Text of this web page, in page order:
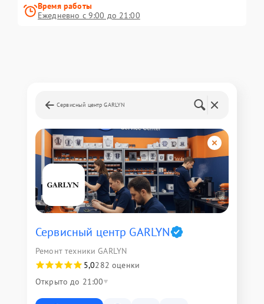
Время работы
Ежедневно с 9:00 до 21:00
Сервисный центр GARLYN
Сервисный центр GARLYN
Ремонт техники GARLYN
5,0282 оценки
Открыто до 21:00